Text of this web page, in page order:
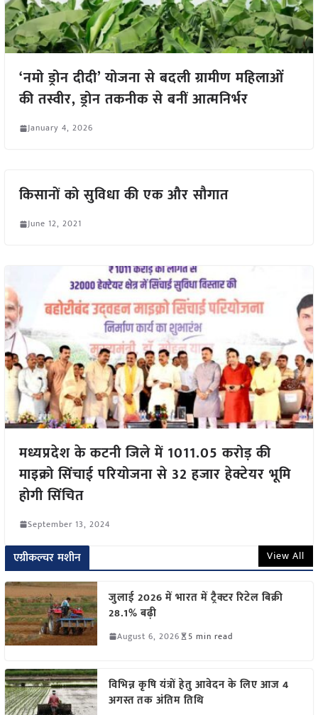
‘नमो ड्रोन दीदी’ योजना से बदली ग्रामीण महिलाओं
की तस्वीर, ड्रोन तकनीक से बनीं आत्मनिर्भर
January 4, 2026
किसानों को सुविधा की एक और सौगात
June 12, 2021
मध्यप्रदेश के कटनी जिले में 1011.05 करोड़ की
माइक्रो सिंचाई परियोजना से 32 हजार हेक्टेयर भूमि
होगी सिंचित
September 13, 2024
एग्रीकल्चर मशीन View All
जुलाई 2026 में भारत में ट्रैक्टर रिटेल बिक्री
28.1% बढ़ी
August 6, 2026 5 min read
विभिन्न कृषि यंत्रों हेतु आवेदन के लिए आज 4
अगस्त तक अंतिम तिथि